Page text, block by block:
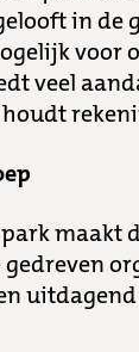
in
voor
veel
maakt